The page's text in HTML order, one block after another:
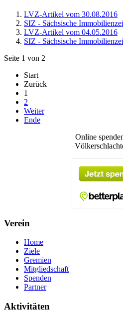
LVZ-Artikel vom 30.08.2016
SIZ - Sächsische
LVZ-Artikel vom 04.05.2016
SIZ - Sächsische
Seite 1 von 2
Start
Zurück
1
2
Weiter
Ende
Online
Verein
Home
Ziele
Gremien
Mitgliedschaft
Spenden
Partner
Aktivitäten